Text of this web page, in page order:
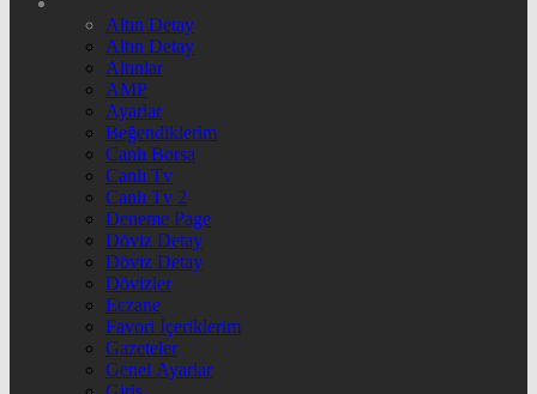
Altın Detay
Altın Detay
Altınlar
AMP
Ayarlar
Beğendiklerim
Canlı Borsa
Canlı Tv
Canlı Tv 2
Deneme Page
Döviz Detay
Döviz Detay
Dövizler
Eczane
Favori İçeriklerim
Gazeteler
Genel Ayarlar